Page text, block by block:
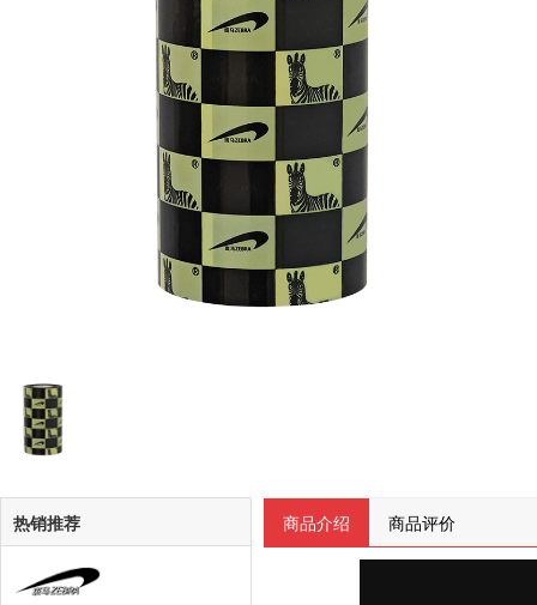
热销推荐 商品介绍 商品评价